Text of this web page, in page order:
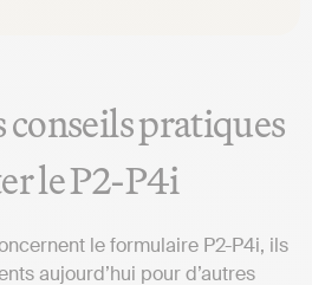
pratiques
le P2-P4i
le formulaire P2-P4i, ils
aujourd’hui pour d’autres